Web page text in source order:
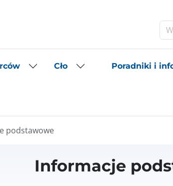
Cło Poradniki i
podstawowe
Informacje